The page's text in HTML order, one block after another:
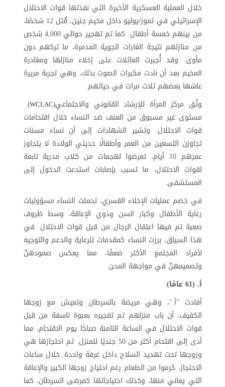
خلال العملية العسكرية الأخيرة التي نفذتها قوات الاحتلال
الإسرائيلي في تموز/يوليو داخل مخيم جنين، قُتل 12 شخصًا،
من بينهم خمسة أطفال. كما تم تهجير حوالي 4,000 شخص
من منازلهم نتيجة الغارات الجوية المدمرة، ما تركهم دون
مأوى. وقد أُجبرت العائلات على إخلاء منازلها ومغادرة
المخيم بعد أن نادت مكبرات الصوت بذلك، وهي تجربة مريرة
عاشها بعضهم ثلاث مرات في حياتهم.
وثّق مركز المرأة للإرشاد القانوني والاجتماعي(WCLAC)
مستوى غير مسبوق من العنف ضد النساء خلال اقتحامات
قوات الاحتلال. وتشير الشهادات إلى أن نساء مسنات
تجاوزن التسعين من العمر وأطفالًا حديثي الولادة لا يتجاوز
عمرهم 10 أيام، تعرضوا لهجمات من كلاب مدربة تابعة
لقوات الاحتلال، ما تسبب بإصابات استدعت الدخول إلى
المستشفى.
في خضم عمليات الإخلاء القسري، تحملت النساء مسؤوليات
رعاية الأطفال وكبار السن وذوي الإعاقة، وسط ظروف
صعبة تم فيها اعتقال الرجال من قبل قوات الاحتلال. في
هذا السياق، برزت النساء كمقدمات للرعاية والدعم والتوجيه
لأفراد المجتمع الأكثر ضعفًا، مما يعكس صمودهنّ
وتصميمهنّ في مواجهة المحن.
أ. (61 عامًا)
أفادت "أ."، وهي مريضة بالسرطان وتعيش مع زوجها
الكفيف، أن باب منزلهم تم تفجيره بعبوة ناسفة من قبل
قوات الاحتلال في الساعة الثامنة صباحًا يوم الاقتحام، مما
أدى إلى اقتحام أكثر من 50 جنديًا للمنزل. تم احتجازها هي
وزوجها تحت تهديد السلاح داخل غرفة واحدة. خلال ساعات
الاحتجاز، حُرموا من الطعام رغم احتياج زوجها الكبير والإعاقة
التي يعاني منها، وكذلك احتياجاتها كمرضى السرطان، كما